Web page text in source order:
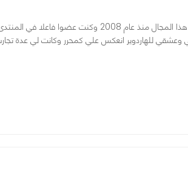
الهاردوير عشقي فلقد دخلت في هذا المجال منذ عام
وعشقي للهاردوير انعكس علي كمحرر وكانت لي عدة